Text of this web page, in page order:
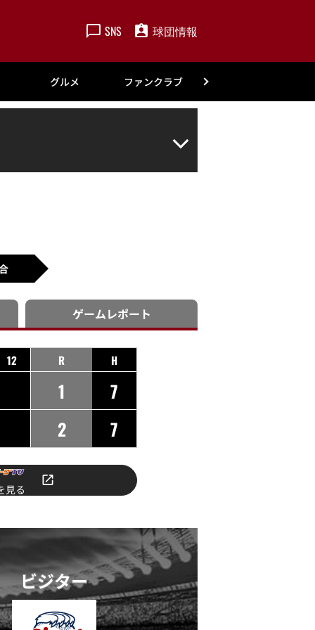
SNS 球団情報
グルメ ファンクラブ
ゲームレポート
12 R H
1
7
2
7
見る
ビジター